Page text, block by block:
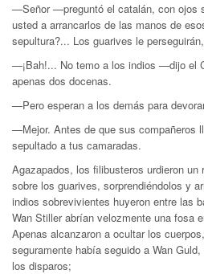
—Señor —preguntó el catalán, con ojos
usted a arrancarlos de las manos de
sepultura?... Los guarives le
—¡Bah!... No temo a los indios —dijo el
apenas dos docenas.
—Pero esperan a los demás para
—Mejor. Antes de que sus compañeros
sepultado a tus camaradas.
Agazapados, los filibusteros urdieron un
sobre los guarives, sorprendiéndolos y
indios sobrevivientes huyeron entre las
Wan Stiller abrían velozmente una fosa
Apenas alcanzaron a ocultar los
seguramente había seguido a Wan
los disparos;